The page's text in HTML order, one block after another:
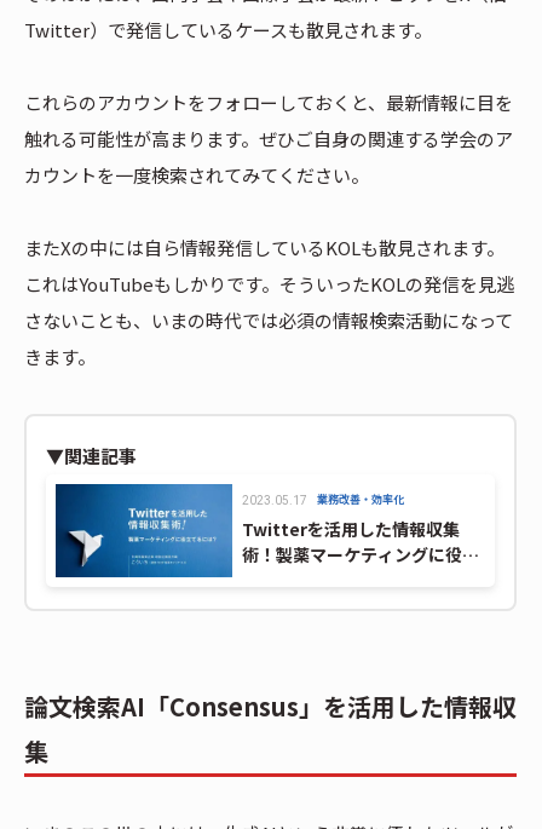
Twitter）で発信しているケースも散見されます。
これらのアカウントをフォローしておくと、最新情報に目を
触れる可能性が高まります。ぜひご自身の関連する学会のア
カウントを一度検索されてみてください。
またXの中には自ら情報発信しているKOLも散見されます。
これはYouTubeもしかりです。そういったKOLの発信を見逃
さないことも、いまの時代では必須の情報検索活動になって
きます。
▼関連記事
2023.05.17 業務改善・効率化
Twitterを活用した情報収集
術！製薬マーケティングに役立
論文検索AI「Consensus」を活用した情報収
集